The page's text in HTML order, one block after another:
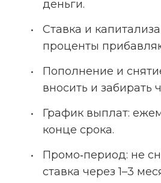
деньги.
Ставка и
проценты
Пополнение и
вносить и забирать
График выплат:
конце срока.
Промо‑период: не
ставка через 1–3